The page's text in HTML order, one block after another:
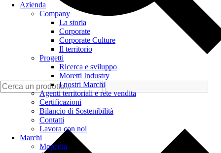
Azienda
Company
La storia
Corporate
Corporate Culture
Il territorio
Progetti
Ricerca e sviluppo
Moretti Industry
I nostri Marchi
Agenti territoriali e rete vendita
Certificazioni
Bilancio di Sostenibilità
Contatti
Lavora con noi
Marchi
Mopedia